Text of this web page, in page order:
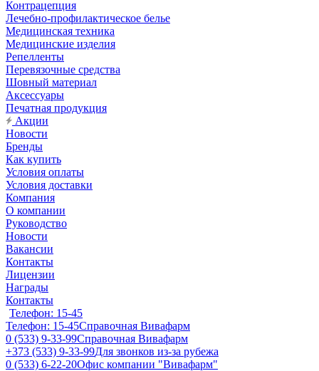
Контрацепция
Лечебно-профилактическое белье
Медицинская техника
Медицинские изделия
Репелленты
Перевязочные средства
Шовный материал
Аксессуары
Печатная продукция
Акции
Новости
Бренды
Как купить
Условия оплаты
Условия доставки
Компания
О компании
Руководство
Новости
Вакансии
Контакты
Лицензии
Награды
Контакты
Телефон: 15-45
Телефон: 15-45Справочная Вивафарм
0 (533) 9-33-99Справочная Вивафарм
+373 (533) 9-33-99Для звонков из-за рубежа
0 (533) 6-22-20Офис компании "Вивафарм"